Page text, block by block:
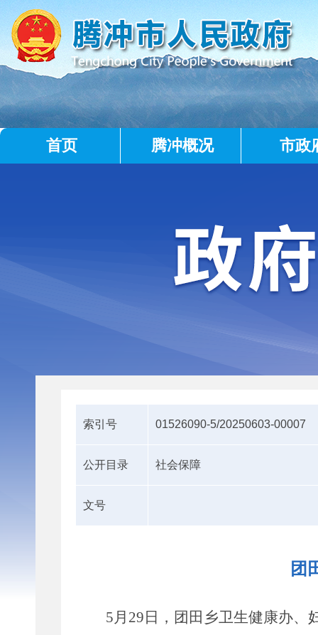
首页 腾冲概况 市政
索引号 01526090-5/20250603-00007
公开目录 社会保障
文号
团
5月 29 日，团田乡卫生健康办、